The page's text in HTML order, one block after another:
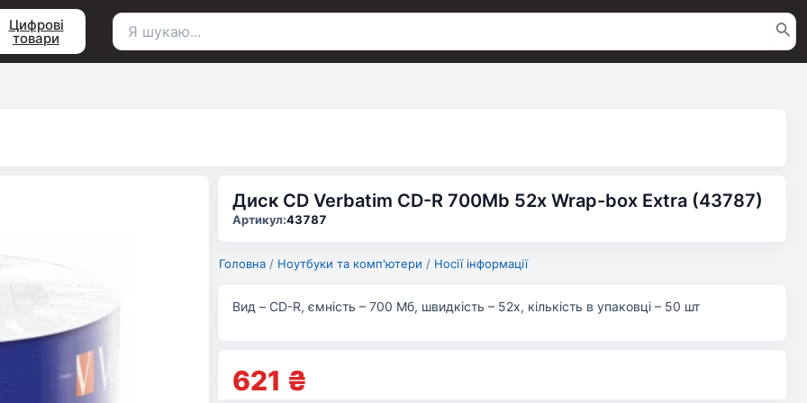
Цифрові
товари
Пошук
Диск CD Verbatim CD-R 700Mb 52x Wrap-box Extra (43787)
Артикул:43787
Головна / Ноутбуки та комп'ютери / Носії інформації
621 ₴
Вид – CD-R, ємність – 700 Мб, швидкість – 52x, кількість в упаковці – 50 шт